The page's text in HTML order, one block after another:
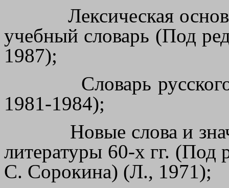
Лексическая
учебный словарь (Под
1987);
Словарь
1981-1984);
Новые слова и
литературы 60-х гг.
С. Сорокина) (Л., 1971);